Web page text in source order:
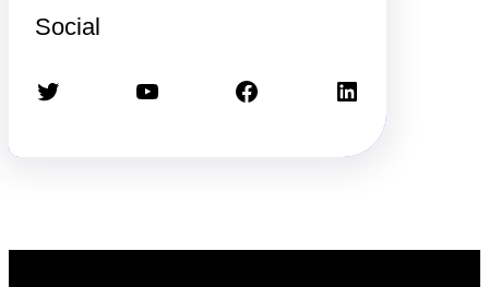
Social
Twitter YouTube Facebook LinkedIn